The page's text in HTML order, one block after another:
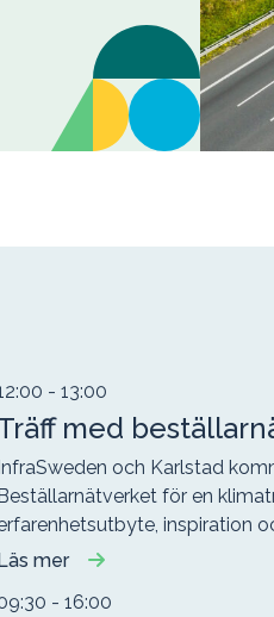
- 13:00
med
och Karlstad
för en
inspiration
mer
- 16:00